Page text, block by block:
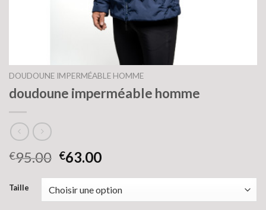
DOUDOUNE IMPERMÉABLE HOMME
doudoune imperméable homme
€95.00 €63.00
Taille